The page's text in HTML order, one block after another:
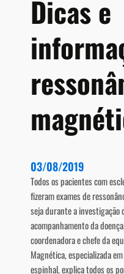
v
l
n
a
s
l
e
r
o
s
M
ú
l
t
i
p
l
Dicas e
03/08/2019
Todos os pacientes com
fizeram exames de
seja durante a investigação
acompanhamento da
coordenadora e chefe da
Magnética, especializada
espinhal, explica todos os